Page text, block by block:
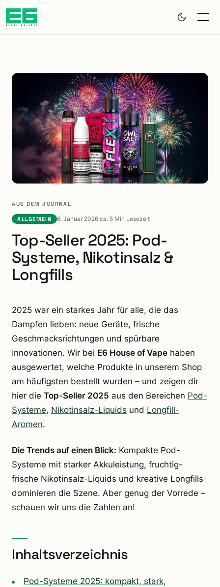
Zum Hauptinhalt springen
AUS DEM JOURNAL
ALLGEMEIN 6. Januar 2026·ca. 5 Min Lesezeit
Top-Seller 2025: Pod-
Systeme, Nikotinsalz &
Longfills
2025 war ein starkes Jahr für alle, die das
Dampfen lieben: neue Geräte, frische
Geschmacksrichtungen und spürbare
Innovationen. Wir bei E6 House of Vape haben
ausgewertet, welche Produkte in unserem Shop
am häufigsten bestellt wurden – und zeigen dir
hier die Top-Seller 2025 aus den Bereichen Pod-
Systeme, Nikotinsalz-Liquids und Longfill-
Aromen.
Die Trends auf einen Blick: Kompakte Pod-
Systeme mit starker Akkuleistung, fruchtig-
frische Nikotinsalz-Liquids und kreative Longfills
dominieren die Szene. Aber genug der Vorrede –
schauen wir uns die Zahlen an!
Inhaltsverzeichnis
Pod-Systeme 2025: kompakt, stark,